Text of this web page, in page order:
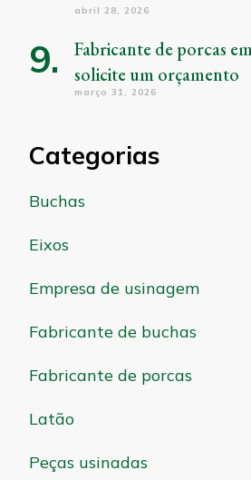
abril 28, 2026
Fabricante de porcas
solicite um orçamento
março 31, 2026
Categorias
Buchas
Eixos
Empresa de usinagem
Fabricante de buchas
Fabricante de porcas
Latão
Peças usinadas